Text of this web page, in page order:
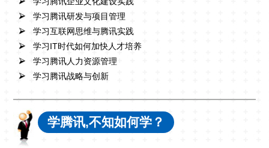
学习腾讯研发与项目管理
学习互联网思维与腾讯实践
学习IT时代如何加快人才培养
学习腾讯人力资源管理
学习腾讯战略与创新
学腾讯,不知如何学？